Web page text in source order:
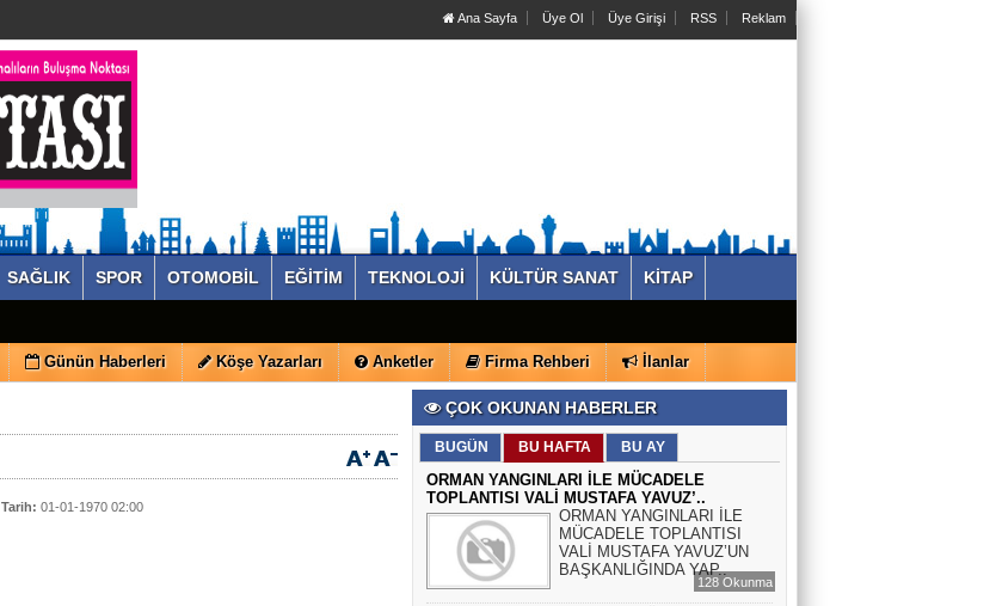
Ana Sayfa Üye Ol Üye Girişi RSS Reklam
SAĞLIK SPOR OTOMOBİL EĞİTİM TEKNOLOJİ KÜLTÜR SANAT KİTAP
Günün Haberleri Köşe Yazarları Anketler Firma Rehberi İlanlar
Tarih: 01-01-1970 02:00
ÇOK OKUNAN HABERLER
BUGÜN BU HAFTA BU AY
ORMAN YANGINLARI İLE MÜCADELE
TOPLANTISI VALİ MUSTAFA YAVUZ’..
ORMAN YANGINLARI İLE
MÜCADELE TOPLANTISI
VALİ MUSTAFA YAVUZ’UN
BAŞKANLIĞINDA YAP..
128 Okunma